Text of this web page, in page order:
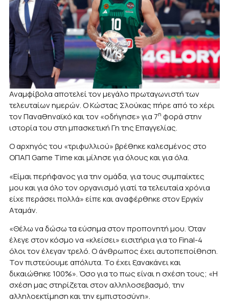
Αναμφίβολα αποτελεί τον μεγάλο πρωταγωνιστή των
τελευταίων ημερών. Ο Κώστας Σλούκας πήρε από το χέρι
τον Παναθηναϊκό και τον «οδήγησε» για 7η φορά στην
ιστορία του στη μπασκετική Γη της Επαγγελίας.
Ο αρχηγός του «τριφυλλιού» βρέθηκε καλεσμένος στο
ΟΠΑΠ Game Time και μίλησε για όλους και για όλα.
«Είμαι περήφανος για την ομάδα, για τους συμπαίκτες
μου και για όλο τον οργανισμό γιατί τα τελευταία χρόνια
είχε περάσει πολλά» είπε και αναφέρθηκε στον Εργκίν
Αταμάν.
«Θέλω να δώσω τα εύσημα στον προπονητή μου. Όταν
έλεγε στον κόσμο να «κλείσει» εισιτήρια για το Final-4
όλοι τον έλεγαν τρελό. Ο άνθρωπος έχει αυτοπεποίθηση.
Τον πιστεύουμε απόλυτα. Το έχει ξανακάνει και
δικαιώθηκε 100%». Όσο για το πως είναι η σχέση τους; «Η
σχέση μας στηρίζεται στον αλληλοσεβασμό, την
αλληλοεκτίμηση και την εμπιστοσύνη».